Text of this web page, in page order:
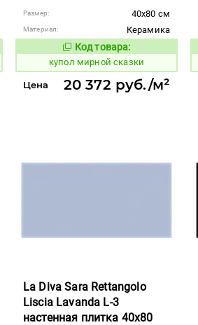
Размер: 40x80 см
Материал:
Керамика
Код товара:
850965 Код товара:
купол мирной сказки
Цена 20 372 руб./м²
La Diva Sara Rettangolo
Liscia Lavanda L-3
настенная плитка 40x80